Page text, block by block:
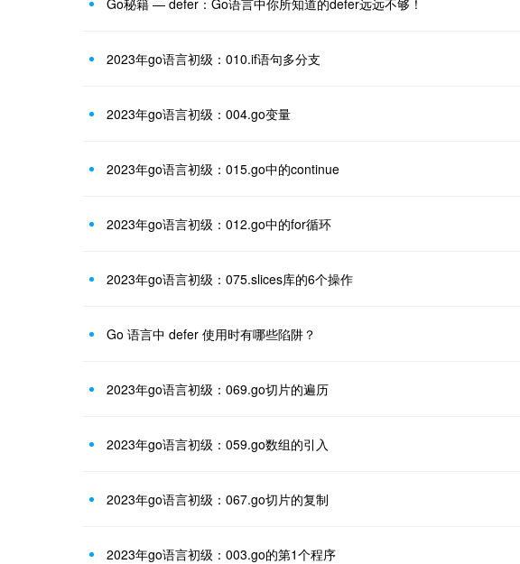
Go秘籍 — defer：Go语言中你所知道的defer远远不够！
2023年go语言初级：010.if语句多分支
2023年go语言初级：004.go变量
2023年go语言初级：015.go中的continue
2023年go语言初级：012.go中的for循环
2023年go语言初级：075.slices库的6个操作
Go 语言中 defer 使用时有哪些陷阱？
2023年go语言初级：069.go切片的遍历
2023年go语言初级：059.go数组的引入
2023年go语言初级：067.go切片的复制
2023年go语言初级：003.go的第1个程序